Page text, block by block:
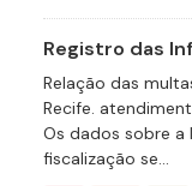
Registro das
Relação das
Recife.
Os dados sobre
fiscalização se...